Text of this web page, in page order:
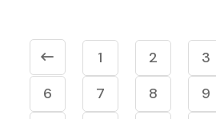
1 2 3
6
7 8 9